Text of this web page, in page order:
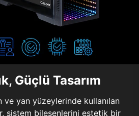
Güçlü Tasarım
ve yan yüzeylerinde kullanılan
sistem bileşenlerini estetik bir